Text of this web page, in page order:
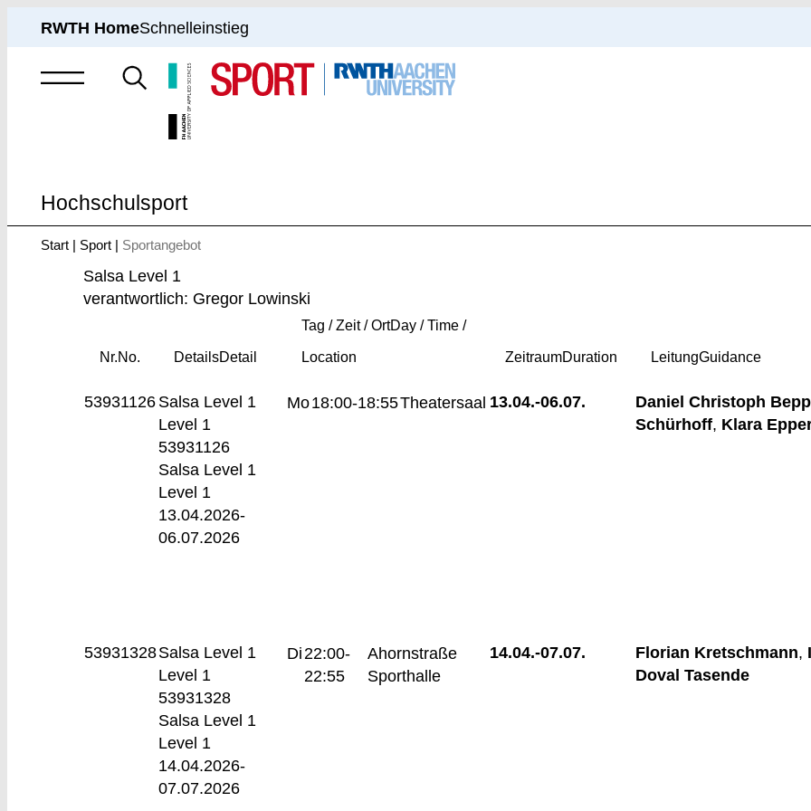
RWTH HomeSchnelleinstieg
Suche
nach
Hochschulsport
Start Sport Sportangebot
Salsa Level 1
verantwortlich: Gregor Lowinski
Nr.No. DetailsDetail
Tag / Zeit / OrtDay / Time /
Location ZeitraumDuration LeitungGuidance
53931126Salsa Level 1
Level 1
53931126
Salsa Level 1
Level 1
13.04.2026-
06.07.2026
Mo18:00-18:55Theatersaal 13.04.-06.07.
Daniel Christoph
Schürhoff, Klara
53931328Salsa Level 1
Level 1
53931328
Salsa Level 1
Level 1
14.04.2026-
07.07.2026
Di22:00-
22:55
Ahornstraße
Sporthalle
14.04.-07.07. Florian Kretschmann,
Doval Tasende